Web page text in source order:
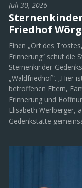
Juli 30, 2026
Friedhof
Einen „Ort des
Erinnerung“ schuf die
Sternenkinder-
„Waldfriedhof“. „Hier
betroffenen Eltern,
Erinnerung und
Elisabeth Werlberger,
Gedenkstätte